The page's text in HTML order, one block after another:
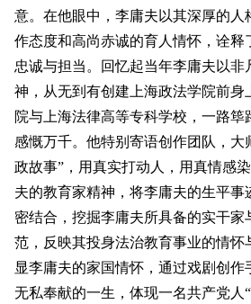
意。在他眼中，李庸夫以其深厚的人
作态度和高尚赤诚的育人情怀，诠释
忠诚与担当。回忆起当年李庸夫以非
神，从无到有创建上海政法学院前身
院与上海法律高等专科学校，一路
感慨万千。他特别寄语创作团队，大
政故事”，用真实打动人，用真情感
夫的教育家精神，将李庸夫的生平事
密结合，挖掘李庸夫所具备的实干家
范，反映其投身法治教育事业的情怀
显李庸夫的家国情怀，通过戏剧创作
无私奉献的一生，体现一名共产党人